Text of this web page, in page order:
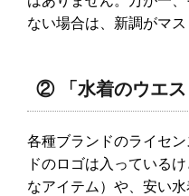
ない場合は、新調がマス
② 「水着のウエス
各種ブランドのライセ
ドのロゴは入っている
なアイテム）や、安い